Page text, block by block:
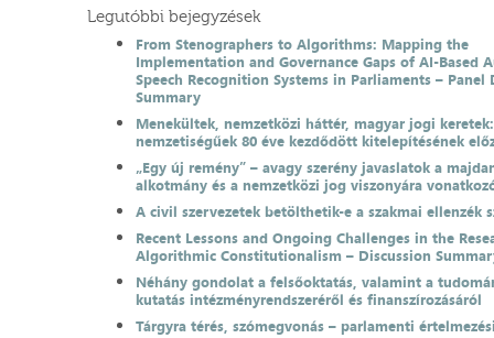
Legutóbbi bejegyzések
From Stenographers to Algorithms: Mapping the
Implementation and Governance Gaps of AI-Based
Speech Recognition Systems in Parliaments – Panel
Summary
Menekültek, nemzetközi háttér, magyar jogi
nemzetiségűek 80 éve kezdődött kitelepítésének
„Egy új remény” – avagy szerény javaslatok a
alkotmány és a nemzetközi jog viszonyára
A civil szervezetek betölthetik-e a szakmai ellenzék
Recent Lessons and Ongoing Challenges in the
Algorithmic Constitutionalism – Discussion
Néhány gondolat a felsőoktatás, valamint a
kutatás intézményrendszeréről és finanszírozásáról
Tárgyra térés, szómegvonás – parlamenti